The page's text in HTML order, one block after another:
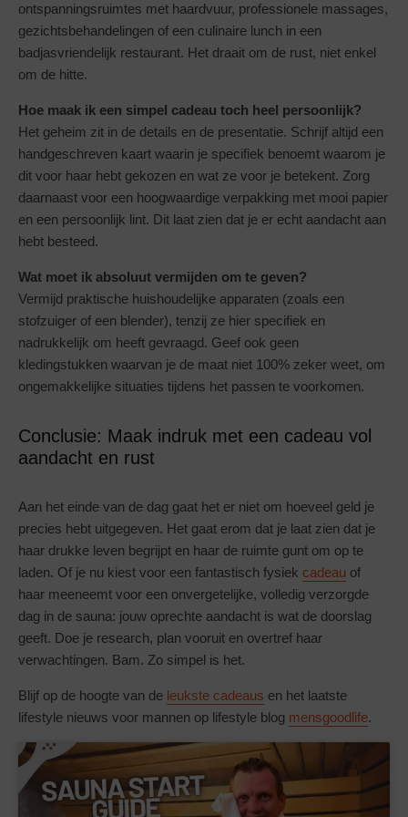
ontspanningsruimtes met haardvuur, professionele massages,
gezichtsbehandelingen of een culinaire lunch in een
badjasvriendelijk restaurant. Het draait om de rust, niet enkel
om de hitte.
Hoe maak ik een simpel cadeau toch heel persoonlijk?
Het geheim zit in de details en de presentatie. Schrijf altijd een
handgeschreven kaart waarin je specifiek benoemt waarom je
dit voor haar hebt gekozen en wat ze voor je betekent. Zorg
daarnaast voor een hoogwaardige verpakking met mooi papier
en een persoonlijk lint. Dit laat zien dat je er echt aandacht aan
hebt besteed.
Wat moet ik absoluut vermijden om te geven?
Vermijd praktische huishoudelijke apparaten (zoals een
stofzuiger of een blender), tenzij ze hier specifiek en
nadrukkelijk om heeft gevraagd. Geef ook geen
kledingstukken waarvan je de maat niet 100% zeker weet, om
ongemakkelijke situaties tijdens het passen te voorkomen.
Conclusie: Maak indruk met een cadeau vol
aandacht en rust
Aan het einde van de dag gaat het er niet om hoeveel geld je
precies hebt uitgegeven. Het gaat erom dat je laat zien dat je
haar drukke leven begrijpt en haar de ruimte gunt om op te
laden. Of je nu kiest voor een fantastisch fysiek cadeau of
haar meeneemt voor een onvergetelijke, volledig verzorgde
dag in de sauna: jouw oprechte aandacht is wat de doorslag
geeft. Doe je research, plan vooruit en overtref haar
verwachtingen. Bam. Zo simpel is het.
Blijf op de hoogte van de leukste cadeaus en het laatste
lifestyle nieuws voor mannen op lifestyle blog mensgoodlife.